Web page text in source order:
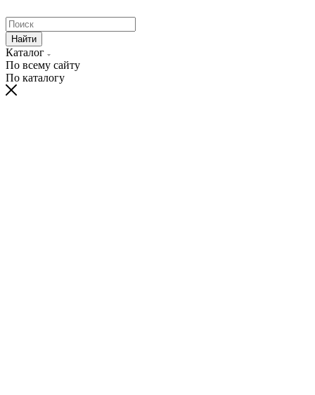
Найти
Каталог
По всему сайту
По каталогу